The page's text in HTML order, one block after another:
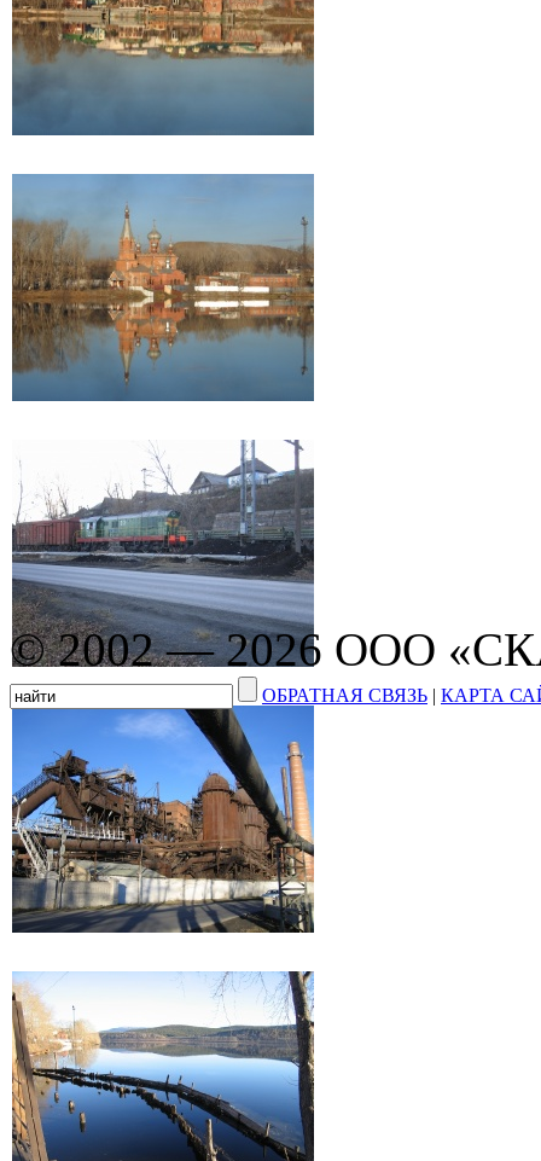
© 2002 — 2026 ООО
ОБРАТНАЯ СВЯЗЬ | КАРТА